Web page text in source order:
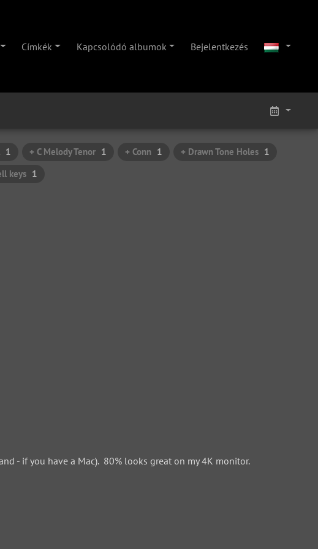
Címkék Kapcsolódó albumok Bejelentkezés
1 + C Melody Tenor 1 + Conn 1 + Drawn Tone Holes 1
keys 1
- if you have a Mac). 80% looks great on my 4K monitor.